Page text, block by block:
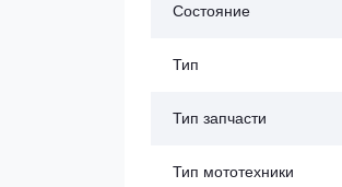
Состояние
Тип
Тип запчасти
Тип мототехники